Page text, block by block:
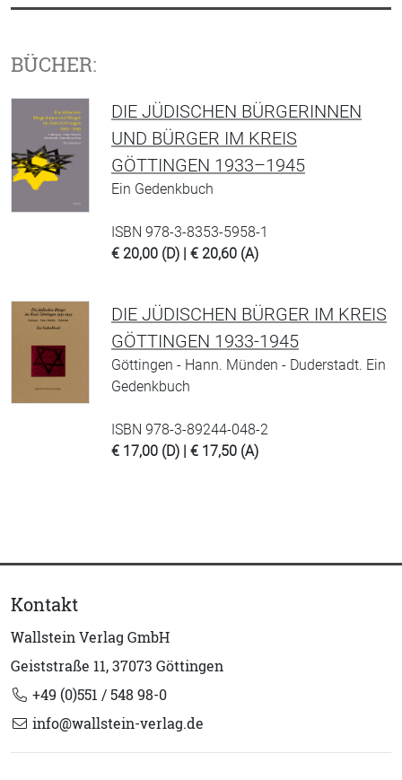
BÜCHER:
DIE JÜDISCHEN BÜRGERINNEN
UND BÜRGER IM KREIS
GÖTTINGEN 1933–1945
Ein Gedenkbuch
ISBN 978-3-8353-5958-1
€ 20,00 (D) | € 20,60 (A)
DIE JÜDISCHEN BÜRGER IM KREIS
GÖTTINGEN 1933-1945
Göttingen - Hann. Münden - Duderstadt. Ein
Gedenkbuch
ISBN 978-3-89244-048-2
€ 17,00 (D) | € 17,50 (A)
Kontakt
Wallstein Verlag GmbH
Geiststraße 11, 37073 Göttingen
+49 (0)551 / 548 98-0
info@wallstein-verlag.de